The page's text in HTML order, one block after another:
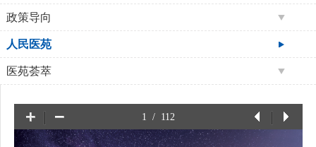
政策导向
人民医苑
医苑荟萃